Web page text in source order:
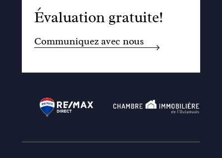
Évaluation gratuite!
Communiquez avec nous